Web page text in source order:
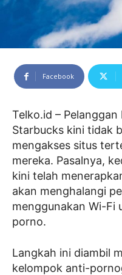
Facebook
Telko.id –
Starbucks kini tidak
mengakses situs
mereka. Pasalnya,
kini telah
akan menghalangi
menggunakan Wi-Fi
porno.
Langkah ini diambil
kelompok anti-